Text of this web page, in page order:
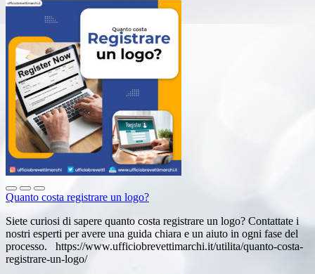
Quanto costa registrare un logo?
Siete curiosi di sapere quanto costa registrare un logo? Contattate i
nostri esperti per avere una guida chiara e un aiuto in ogni fase del
processo. https://www.ufficiobrevettimarchi.it/utilita/quanto-costa-
registrare-un-logo/